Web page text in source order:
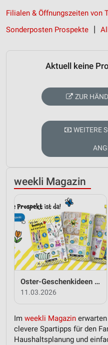
Filialen & Öffnungszeiten von
Sonderposten Prospekte
Aktuell keine
ZUR
WEITERE
weekli Magazin
Oster-Geschenkideen von TEDi
11.03.2026
Im weekli Magazin
clevere Spartipps für den
Haushaltsplanung und